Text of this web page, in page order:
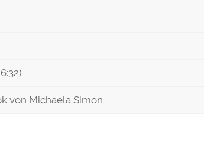
von Michaela Simon